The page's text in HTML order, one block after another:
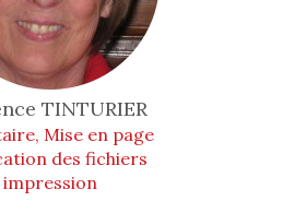
TINTURIER
Mise en page
des fichiers
impression